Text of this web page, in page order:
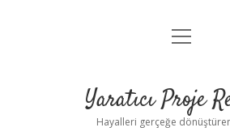
Anasayfa
Yasal Uyarı
menüyü
Yaratıcı Proje
Hayalleri gerçeğe